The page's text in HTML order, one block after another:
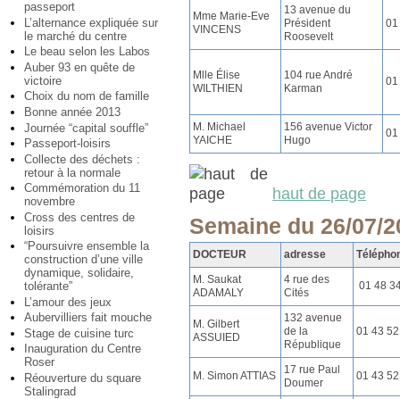
passeport
L’alternance expliquée sur
le marché du centre
Le beau selon les Labos
Auber 93 en quête de
victoire
Choix du nom de famille
Bonne année 2013
Journée “capital souffle”
Passeport-loisirs
Collecte des déchets :
retour à la normale
Commémoration du 11
novembre
Cross des centres de
loisirs
“Poursuivre ensemble la
construction d’une ville
dynamique, solidaire,
tolérante”
L’amour des jeux
Aubervilliers fait mouche
Stage de cuisine turc
Inauguration du Centre
Roser
Réouverture du square
Stalingrad
Mme Marie-Eve
VINCENS
13 avenue du
Président
Roosevelt
01
Mlle Élise
WILTHIEN
104 rue André
Karman
01
M. Michael
YAICHE
156 avenue Victor
Hugo
01
haut de page
Semaine du 26/07/
DOCTEUR adresse
M. Saukat
ADAMALY
4 rue des
Cités
01 48
M. Gilbert
ASSUIED
132 avenue
de la
République
01 43
M. Simon ATTIAS
17 rue Paul
Doumer
01 43